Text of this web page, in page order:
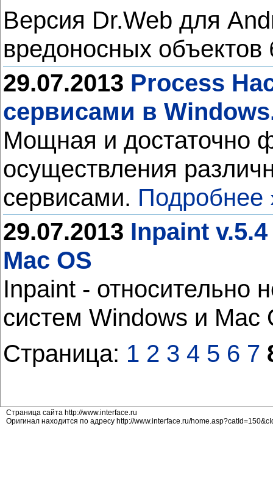
Версия Dr.Web для
вредоносных
29.07.2013 Process
сервисами в
Мощная и достаточно
осуществления
сервисами. Подробнее
29.07.2013 Inpaint
Mac OS
Inpaint - относительно
систем Windows и Mac
Страница: 1 2 3 4 5 6 7
Страница сайта http://www.interface.ru
Оригинал находится по адресу http://www.interface.ru/